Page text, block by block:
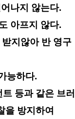
나지 않는다.
아프지 않다.
지않아 반 영구
능하다.
등과 같은 브러
을 방지하여